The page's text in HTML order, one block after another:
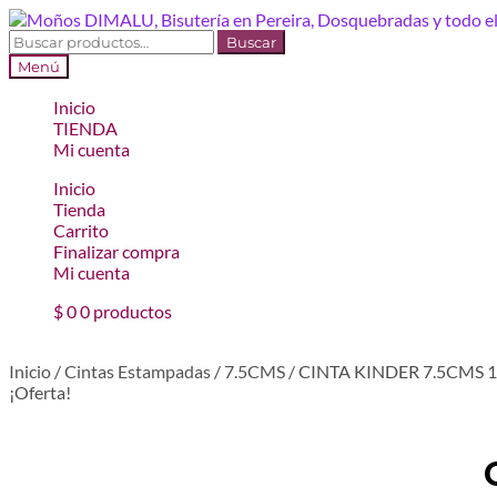
Ir
a
la
navegación
Ir
al
contenido
Buscar
por:
Buscar
Menú
Inicio
TIENDA
Mi cuenta
Inicio
Tienda
Carrito
Finalizar compra
Mi cuenta
$00 productos
Inicio /Cintas Estampadas / 7.5CMS /CINTA KINDER 7.5CMS
¡Oferta!